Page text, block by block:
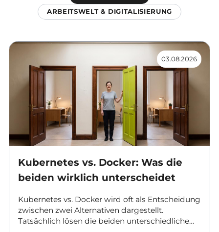
ARBEITSWELT & DIGITALISIERUNG
03.08.2026
Kubernetes vs. Docker: Was die
beiden wirklich unterscheidet
Kubernetes vs. Docker wird oft als Entscheidung
zwischen zwei Alternativen dargestellt.
Tatsächlich lösen die beiden unterschiedliche